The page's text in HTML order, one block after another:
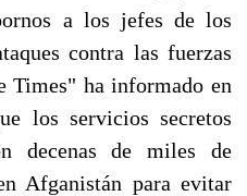
a los jefes de los
contra las fuerzas
Times" ha informado en
los servicios secretos
decenas de miles de
Afganistán para evitar